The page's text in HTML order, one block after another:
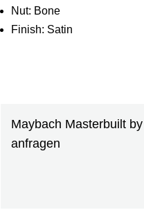
Nut: Bone
Finish: Satin
Maybach Masterbuilt
anfragen